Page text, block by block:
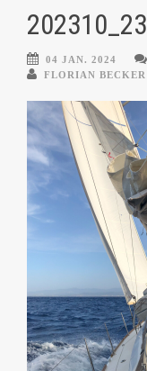
202310_23
04 JAN. 2024
FLORIAN BECKER